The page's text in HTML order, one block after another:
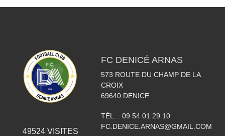
49524VISITES
FC DENICÉ ARNAS
573 ROUTE DU CHAMP DE LA
CROIX
69640 DENICE
TÉL. : 09 54 01 29 10
FC.DENICE.ARNAS@GMAIL.COM